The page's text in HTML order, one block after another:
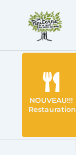
NOUVEAU!!!
Restauration